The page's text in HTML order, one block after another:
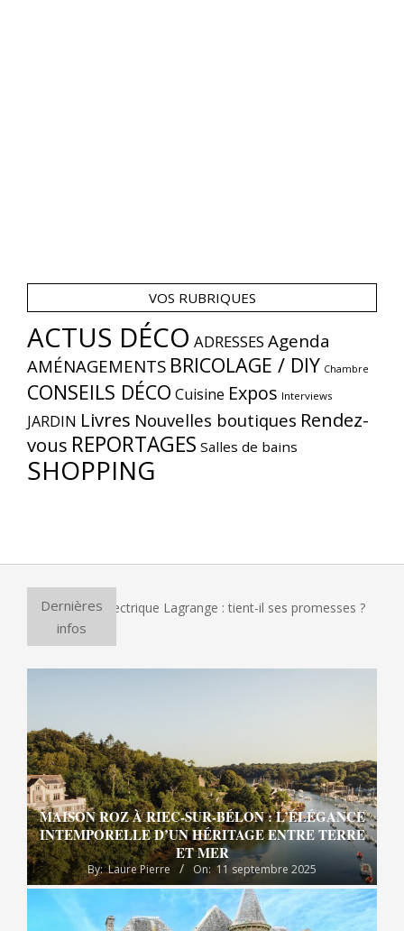
VOS RUBRIQUES
ACTUS DÉCO ADRESSES Agenda
AMÉNAGEMENTS BRICOLAGE / DIY Chambre
CONSEILS DÉCO Cuisine Expos Interviews
JARDIN Livres Nouvelles boutiques Rendez-
vous REPORTAGES Salles de bains
SHOPPING
Dernières
infos
à pizza électrique Lagrange : tient-il ses promesses ?
MAISON ROZ À RIEC-SUR-BÉLON : L’ÉLÉGANCE
INTEMPORELLE D’UN HÉRITAGE ENTRE TERRE
ET MER
By: Laure Pierre On: 11 septembre 2025